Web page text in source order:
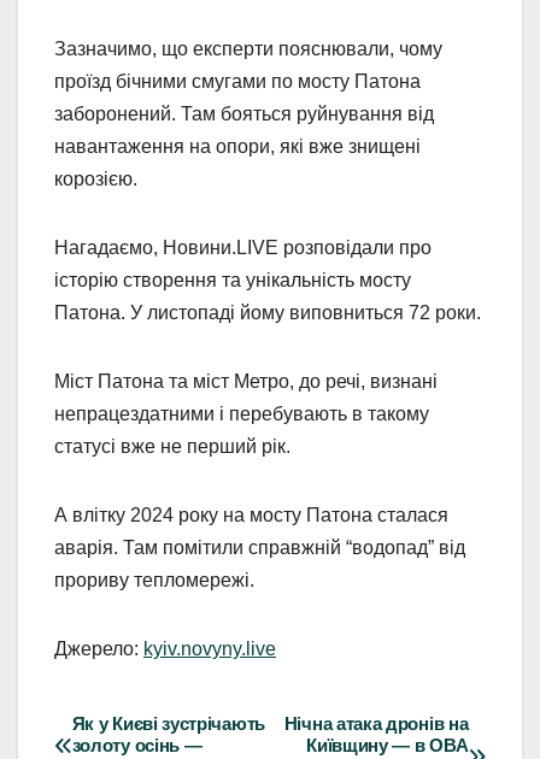
Зазначимо, що експерти пояснювали, чому
проїзд бічними смугами по мосту Патона
заборонений. Там бояться руйнування від
навантаження на опори, які вже знищені
корозією.
Нагадаємо, Новини.LIVE розповідали про
історію створення та унікальність мосту
Патона. У листопаді йому виповниться 72 роки.
Міст Патона та міст Метро, до речі, визнані
непрацездатними і перебувають в такому
статусі вже не перший рік.
А влітку 2024 року на мосту Патона сталася
аварія. Там помітили справжній “водопад” від
прориву тепломережі.
Джерело: kyiv.novyny.live
Навігація
Нічна атака дронів на
Київщину — в ОВА
Як у Києві зустрічають
золоту осінь —